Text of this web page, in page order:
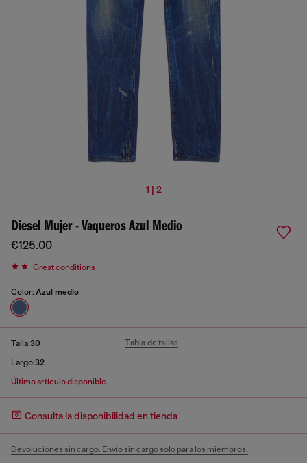
1 | 2
Diesel Mujer - Vaqueros Azul Medio
€125.00
Great conditions
Color: Azul medio
Talla:30 Tabla de tallas
Largo:32
Último artículo disponible
Consulta la disponibilidad en tienda
Devoluciones sin cargo. Envío sin cargo solo para los miembros.